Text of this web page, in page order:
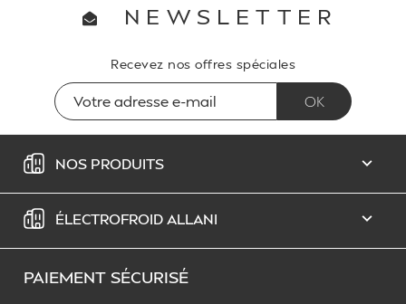
NEWSLETTER
Recevez nos offres spéciales
NOS PRODUITS 
ÉLECTROFROID ALLANI 
PAIEMENT SÉCURISÉ